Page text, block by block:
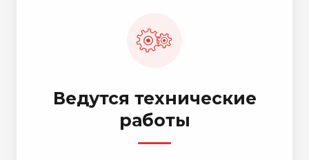
Ведутся технические
работы